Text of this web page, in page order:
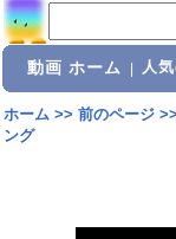
動画 ホーム 人
ホーム>> 前のページ>>
ング